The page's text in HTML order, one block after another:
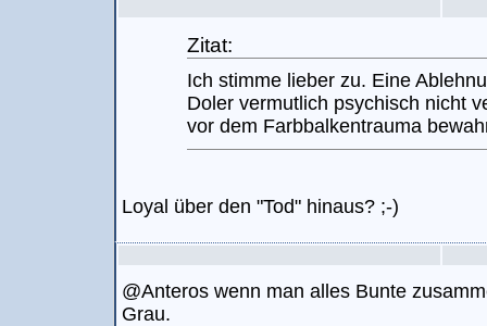
Zitat:
Ich stimme lieber zu. Eine
Doler vermutlich psychisch nicht
vor dem Farbbalkentrauma
Loyal über den "Tod" hinaus? ;-)
@Anteros wenn man alles Bunte
Grau.